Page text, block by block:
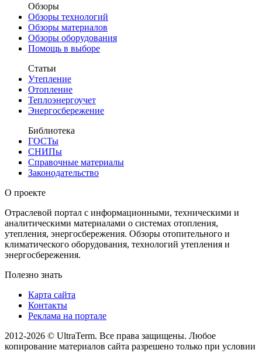
Обзоры
Обзоры технологий
Обзоры материалов
Обзоры оборудования
Помощь в выборе
Статьи
Утепление
Отопление
Теплоэнергоучет
Энергосбережение
Библиотека
ГОСТы
СНИПы
Справочные материалы
Законодательство
О проекте
Отраслевой портал с информационными, техническими и
аналитическими материалами о системах отопления,
утепления, энергосбережения. Обзоры отопительного и
климатического оборудования, технологий утепления и
энергосбережения.
Полезно знать
Карта сайта
Контакты
Реклама на портале
2012-2026 © UltraTerm. Все права защищены. Любое
копирование материалов сайта разрешено только при условии